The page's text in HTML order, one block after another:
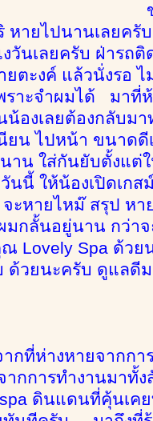
หายไปนานเลยครั
วันเลยครับ ฝ่ารถ
ยตะงค์ แล้วนั่งรอ
ราะจำผมได้ มาที่
น้องเลยต้องกลับม
ยน ไปหน้า ขนาดดี
าน ใส่กันยับตั้งแต่
นนี้ ให้น้องเปิดเกส
ะหายไหม๊ สรุป หา
มกลั้นอยู่นาน กว่าจ
Lovely Spa ด้วย
วยนะครับ ดูแลดี
ากที่ห่างหายจากก
ากการทำงานมาทั้
ดินแดนที่คุ้นเค